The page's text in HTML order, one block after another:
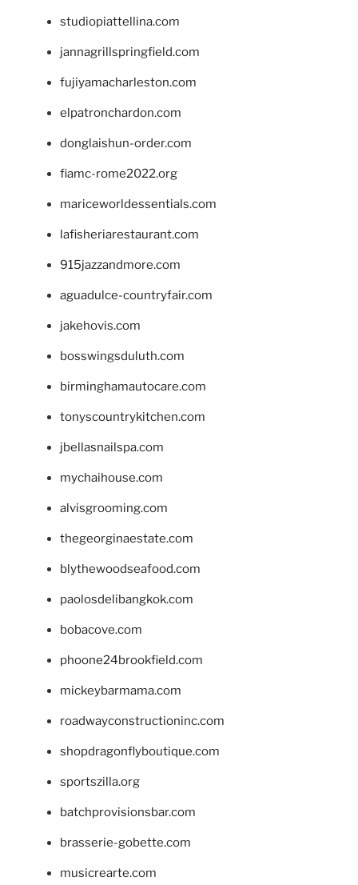
studiopiattellina.com
jannagrillspringfield.com
fujiyamacharleston.com
elpatronchardon.com
donglaishun-order.com
fiamc-rome2022.org
mariceworldessentials.com
lafisheriarestaurant.com
915jazzandmore.com
aguadulce-countryfair.com
jakehovis.com
bosswingsduluth.com
birminghamautocare.com
tonyscountrykitchen.com
jbellasnailspa.com
mychaihouse.com
alvisgrooming.com
thegeorginaestate.com
blythewoodseafood.com
paolosdelibangkok.com
bobacove.com
phoone24brookfield.com
mickeybarmama.com
roadwayconstructioninc.com
shopdragonflyboutique.com
sportszilla.org
batchprovisionsbar.com
brasserie-gobette.com
musicrearte.com